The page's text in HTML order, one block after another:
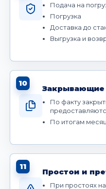
Подача на
Погрузка
Доставка до
Выгрузка и
10
По факту
По итогам
11
Простои и
При простоях